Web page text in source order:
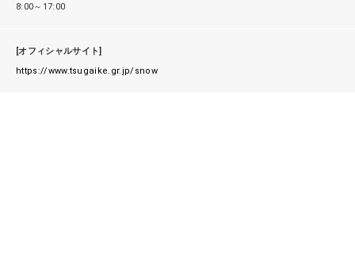
8:00～17:00
[オフィシャルサイト]
https://www.tsugaike.gr.jp/snow